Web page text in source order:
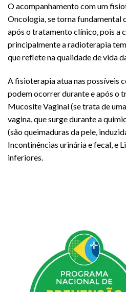
O acompanhamento com um
Oncologia, se torna fundamental
após o tratamento clínico, pois a
principalmente a radioterapia
que reflete na qualidade de vida
A fisioterapia atua nas possíveis
podem ocorrer durante e após o
Mucosite Vaginal (se trata de
vagina, que surge durante a
(são queimaduras da pele,
Incontinências urinária e fecal, e
inferiores.